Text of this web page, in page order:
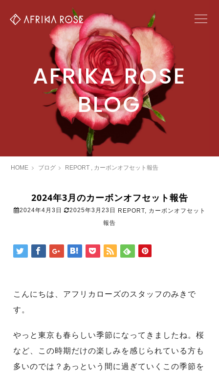
AFRIKA ROSE
BLOG
HOME ブログ REPORT , カーボンオフセット報告
2024年3月のカーボンオフセット報告
2024年4月3日 2025年3月23日 REPORT, カーボンオフセット
報告
こんにちは、アフリカローズのスタッフのみきで
す。
やっと東京も春らしい季節になってきましたね。桜
など、この時期だけの楽しみを感じられている方も
多いのでは？あっという間に過ぎていくこの季節を